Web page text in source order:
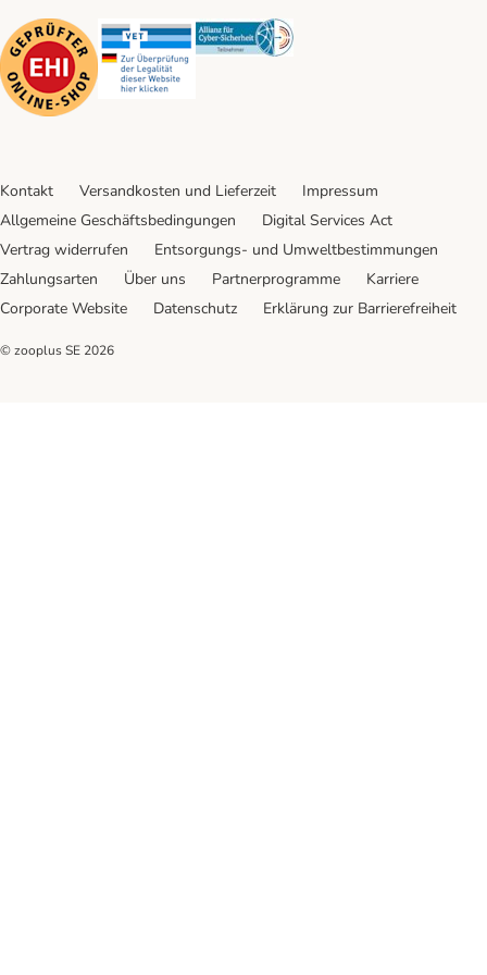
Security Security Security
Kontakt Versandkosten und Lieferzeit
Impressum
Allgemeine Geschäftsbedingungen
Digital Services Act
Vertrag widerrufen
Entsorgungs- und Umweltbestimmungen
Zahlungsarten
Über uns Partnerprogramme
Karriere
Corporate Website
Datenschutz Erklärung zur Barrierefreiheit
© zooplus SE 2026